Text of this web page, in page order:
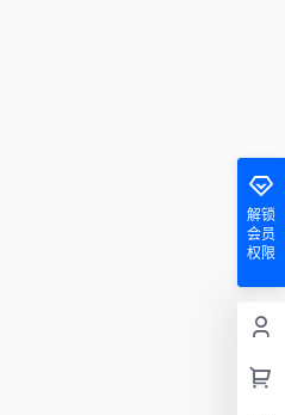
解锁
会员
权限